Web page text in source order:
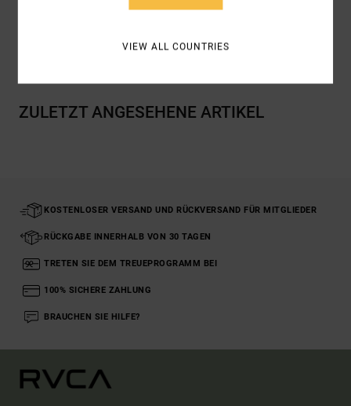
Versand & Rückversand
ZULETZT ANGESEHENE ARTIKEL
KOSTENLOSER VERSAND UND RÜCKVERSAND FÜR MITGLIEDER
RÜCKGABE INNERHALB VON 30 TAGEN
TRETEN SIE DEM TREUEPROGRAMM BEI
100% SICHERE ZAHLUNG
BRAUCHEN SIE HILFE?
VIEW ALL COUNTRIES